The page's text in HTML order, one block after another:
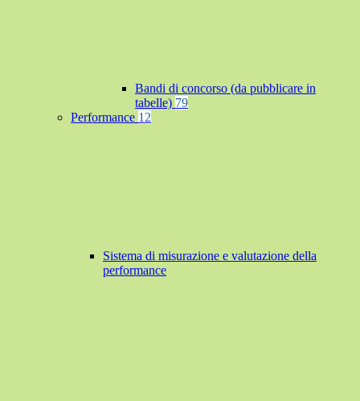
Bandi di concorso (da pubblicare in
tabelle) 79
Performance 12
Sistema di misurazione e valutazione della
performance